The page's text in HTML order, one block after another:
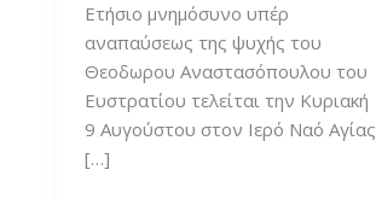
Ετήσιο μνημόσυνο υπέρ
αναπαύσεως της ψυχής του
Θεοδωρου Αναστασόπουλου του
Ευστρατίου τελείται την Κυριακή
9 Αυγούστου στον Ιερό Ναό Αγίας
[…]